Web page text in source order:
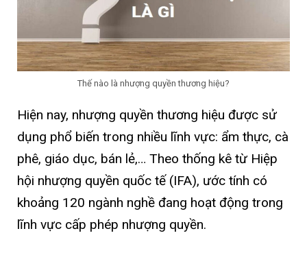
Thế nào là nhượng quyền thương hiệu?
Hiện nay, nhượng quyền thương hiệu được sử
dụng phổ biến trong nhiều lĩnh vực: ẩm thực, cà
phê, giáo dục, bán lẻ,… Theo thống kê từ Hiệp
hội nhượng quyền quốc tế (IFA), ước tính có
khoảng 120 ngành nghề đang hoạt động trong
lĩnh vực cấp phép nhượng quyền.